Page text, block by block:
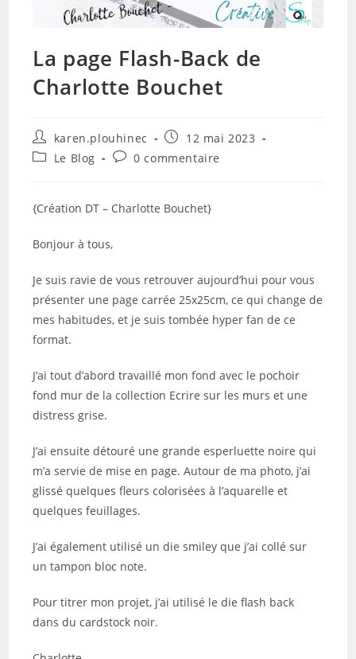
La page Flash-Back de
Charlotte Bouchet
Auteur/autrice
de
la
karen.plouhinec
Publication
publiée :
12 mai 2023
PostLe Blog
Commentaires
publication :
0 commentaire
{Création DT – Charlotte Bouchet}
Bonjour à tous,
Je suis ravie de vous retrouver aujourd’hui pour vous
présenter une page carrée 25x25cm, ce qui change de
mes habitudes, et je suis tombée hyper fan de ce
format.
J’ai tout d’abord travaillé mon fond avec le pochoir
fond mur de la collection Ecrire sur les murs et une
distress grise.
J’ai ensuite détouré une grande esperluette noire qui
m’a servie de mise en page. Autour de ma photo, j’ai
glissé quelques fleurs colorisées à l’aquarelle et
quelques feuillages.
J’ai également utilisé un die smiley que j’ai collé sur
un tampon bloc note.
Pour titrer mon projet, j’ai utilisé le die flash back
dans du cardstock noir.